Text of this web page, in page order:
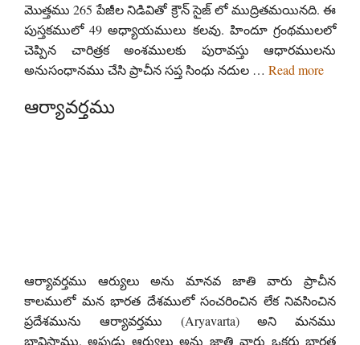
మొత్తము 265 పేజీల నిడివితో క్రౌన్ సైజ్ లో ముద్రితమయినది. ఈ
పుస్తకములో 49 అధ్యాయములు కలవు. హిందూ గ్రంథములలో
చెప్పిన చారిత్రక అంశములకు పురావస్తు ఆధారములను
అనుసంధానము చేసి ప్రాచీన సప్త సింధు నదుల … Read more
ఆర్యావర్తము
ఆర్యావర్తము ఆర్యులు అను మానవ జాతి వారు ప్రాచీన
కాలములో మన భారత దేశములో సంచరించిన లేక నివసించిన
ప్రదేశమును ఆర్యావర్తము (Aryavarta) అని మనము
భావిస్తాము. అపుడు ఆర్యులు అను జాతి వారు ఒకరు భారత